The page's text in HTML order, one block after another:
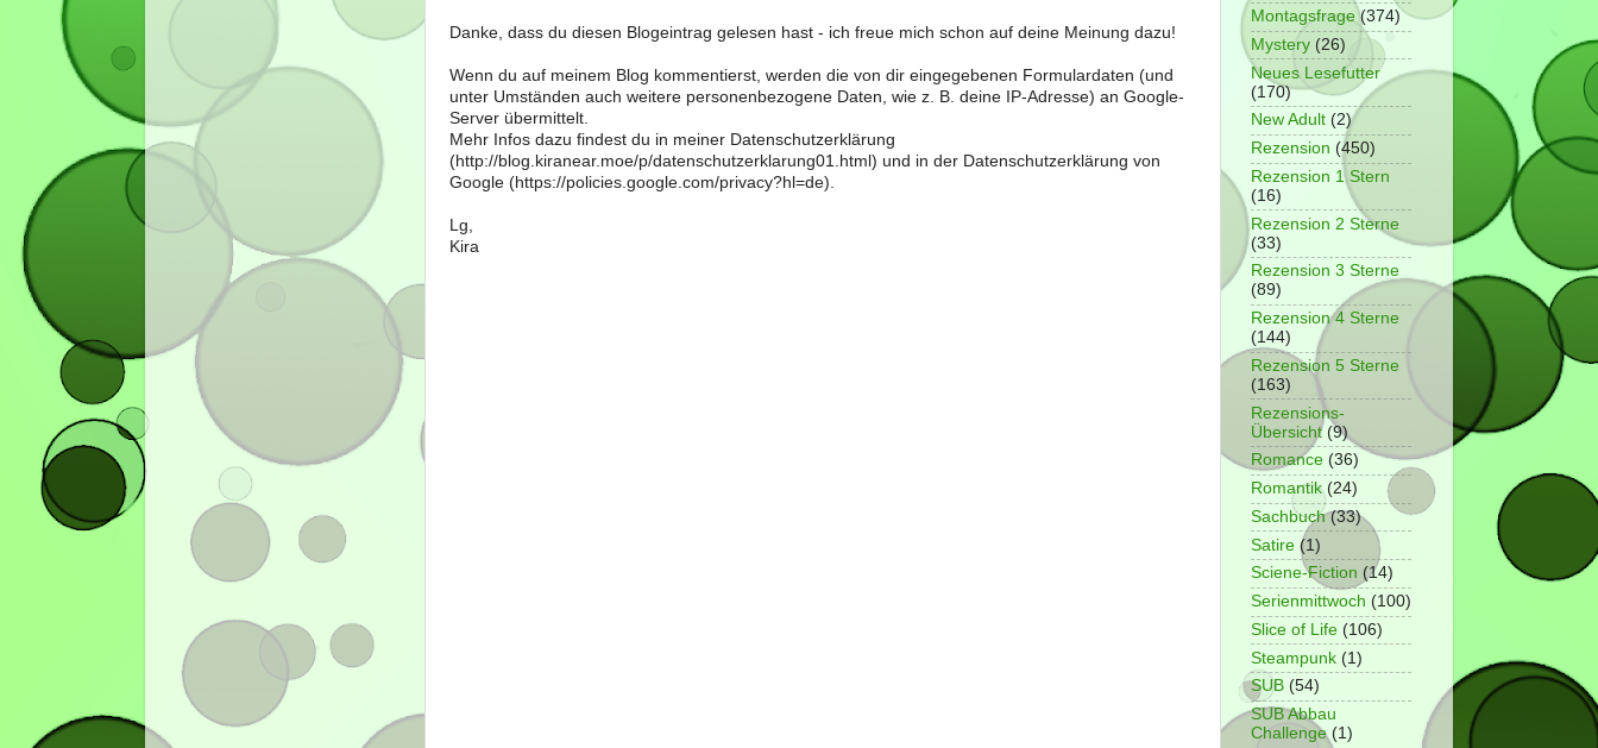
Danke, dass du diesen Blogeintrag gelesen hast - ich freue mich schon auf deine Meinung dazu!
Wenn du auf meinem Blog kommentierst, werden die von dir eingegebenen Formulardaten (und
unter Umständen auch weitere personenbezogene Daten, wie z. B. deine IP-Adresse) an Google-
Server übermittelt.
Mehr Infos dazu findest du in meiner Datenschutzerklärung
(http://blog.kiranear.moe/p/datenschutzerklarung01.html) und in der Datenschutzerklärung von
Google (https://policies.google.com/privacy?hl=de).
Lg,
Kira
Montagsfrage (374)
Mystery (26)
Neues Lesefutter
(170)
New Adult (2)
Rezension (450)
Rezension 1 Stern
(16)
Rezension 2 Sterne
(33)
Rezension 3 Sterne
(89)
Rezension 4 Sterne
(144)
Rezension 5 Sterne
(163)
Rezensions-
Übersicht (9)
Romance (36)
Romantik (24)
Sachbuch (33)
Satire (1)
Sciene-Fiction (14)
Serienmittwoch (100)
Slice of Life (106)
Steampunk (1)
SUB (54)
SUB Abbau
Challenge (1)